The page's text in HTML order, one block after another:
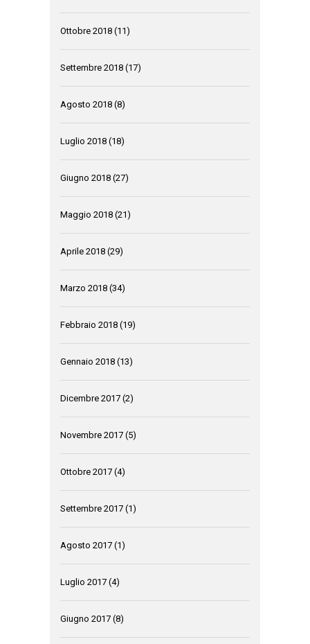
Ottobre 2018 (11)
Settembre 2018 (17)
Agosto 2018 (8)
Luglio 2018 (18)
Giugno 2018 (27)
Maggio 2018 (21)
Aprile 2018 (29)
Marzo 2018 (34)
Febbraio 2018 (19)
Gennaio 2018 (13)
Dicembre 2017 (2)
Novembre 2017 (5)
Ottobre 2017 (4)
Settembre 2017 (1)
Agosto 2017 (1)
Luglio 2017 (4)
Giugno 2017 (8)